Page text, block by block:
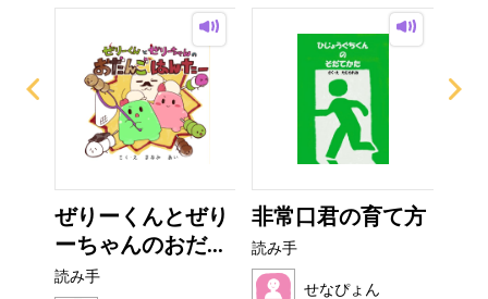
ぜりーくんとぜり
ーちゃんのおだ...
読み手
非常口君の育て方
読み手
せなぴょん